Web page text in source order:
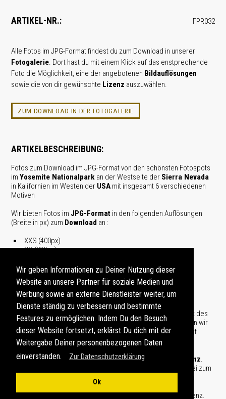
Wir geben Informationen zu Deiner Nutzung dieser
Website an unsere Partner für soziale Medien und
Werbung sowie an externe Dienstleister weiter, um
Dienste ständig zu verbessern und bestimmte
Features zu ermöglichen. Indem Du den Besuch
dieser Website fortsetzt, erklärst Du dich mit der
Weitergabe Deiner personenbezogenen Daten
einverstanden.
Zur Datenschutzerklärung
Ok
ARTIKEL-NR.: FPR032
Alle Fotos im JPG-Format findest du zum Download in unserer
Fotogalerie. Dort hast du mit einem Klick auf das enstprechende
Foto die Möglichkeit, eine der angebotenen Bildauflösungen
sowie die von dir gewünschte Lizenz auszuwählen.
ZUM DOWNLOAD IN DER FOTOGALERIE
ARTIKELBESCHREIBUNG:
Fotos zum Download im JPG-Format von den schönsten Fotospots
imYosemite Nationalpark an der Westseite der Sierra Nevada
in Kalifornien im Westen der USA mit insgesamt 6 verschiedenen
Motiven
Wir bieten Fotos im JPG-Format in den folgenden Auflösungen
(Breite in px) zum Download an :
XXS (400px)
XS (800px)
M (3000px)
L (4800px)
XL (7000px)
XXL (10000px)
Die maximal mögliche Auflösung ist abhängig von der Qualität des
Originalfots. Foto-Dateien imTIFF- oder RAW-Format
bieten wir
nur auf Anfrage an. Lieferung und Zahlungsabwicklung erfolgt
hierbei je nach individueller Vereinbarung.
Die zum Download angebotenen Foto-Dateien beinhalten
wahlweise eineStandardlizenzoder eineErweiterte Lizenz.
Nach erfolgreicher Zahlungsabwicklung wird jeder Foto-Datei zum
Download ein entsprechendes Lizenzdokument beigelegt. In
diesem Zusammenhang bitten wir um Beachtung unserer
für die Standard- oder die erweiterte Lizenz.